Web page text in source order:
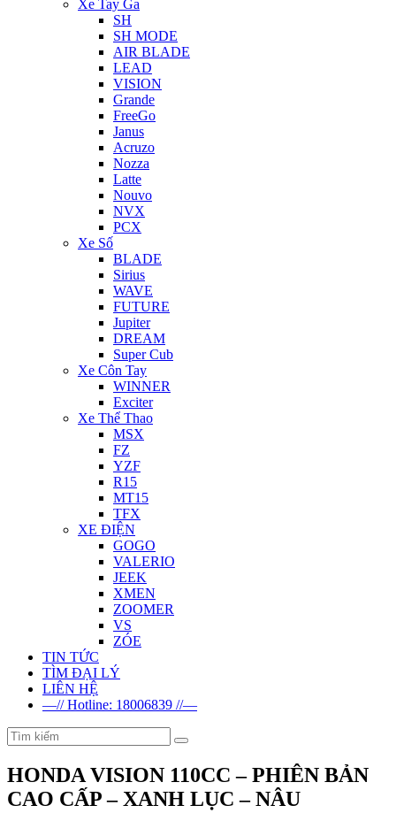
Xe Tay Ga
SH
SH MODE
AIR BLADE
LEAD
VISION
Grande
FreeGo
Janus
Acruzo
Nozza
Latte
Nouvo
NVX
PCX
Xe Số
BLADE
Sirius
WAVE
FUTURE
Jupiter
DREAM
Super Cub
Xe Côn Tay
WINNER
Exciter
Xe Thể Thao
MSX
FZ
YZF
R15
MT15
TFX
XE ĐIỆN
GOGO
VALERIO
JEEK
XMEN
ZOOMER
VS
ZÓE
TIN TỨC
TÌM ĐẠI LÝ
LIÊN HỆ
—// Hotline: 18006839 //—
HONDA VISION 110CC – PHIÊN BẢN
CAO CẤP – XANH LỤC – NÂU